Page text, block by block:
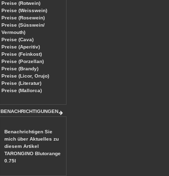
Preise (Rotwein)
Preise (Weisswein)
Preise (Rosewein)
Preise (Süsswein/
Vermouth)
Preise (Cava)
Preise (Aperitiv)
Preise (Feinkost)
Preise (Porzellan)
Preise (Brandy)
Preise (Licor, Orujo)
Preise (Literatur)
Preise (Mallorca)
BENACHRICHTIGUNGEN
Benachrichtigen Sie
mich über Aktuelles zu
diesem Artikel
TARONGINO Blutorange
0.75l